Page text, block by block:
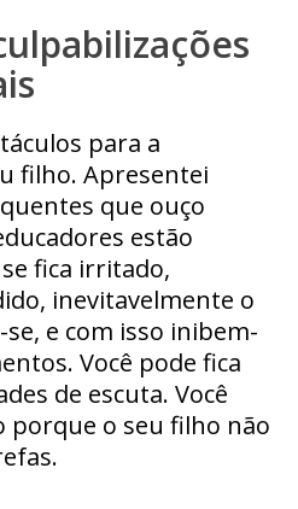
para a
filho. Apresentei
que ouço
estão
fica irritado,
inevitavelmente o
e com isso inibem-
Você pode fica
de escuta. Você
o seu filho não